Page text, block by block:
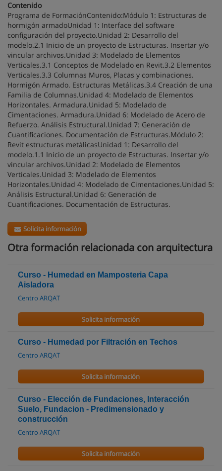
Contenido
Programa de FormaciónContenido:Módulo 1: Estructuras de
hormigón armadoUnidad 1: Interface del software
configuración del proyecto.Unidad 2: Desarrollo del
modelo.2.1 Inicio de un proyecto de Estructuras. Insertar y/o
vincular archivos.Unidad 3: Modelado de Elementos
Verticales.3.1 Conceptos de Modelado en Revit.3.2 Elementos
Verticales.3.3 Columnas Muros, Placas y combinaciones.
Hormigón Armado. Estructuras Metálicas.3.4 Creación de una
Familia de Columnas.Unidad 4: Modelado de Elementos
Horizontales. Armadura.Unidad 5: Modelado de
Cimentaciones. Armadura.Unidad 6: Modelado de Acero de
Refuerzo. Análisis Estructural.Unidad 7: Generación de
Cuantificaciones. Documentación de Estructuras.Módulo 2:
Revit estructuras metálicasUnidad 1: Desarrollo del
modelo.1.1 Inicio de un proyecto de Estructuras. Insertar y/o
vincular archivos.Unidad 2: Modelado de Elementos
Verticales.Unidad 3: Modelado de Elementos
Horizontales.Unidad 4: Modelado de Cimentaciones.Unidad 5:
Análisis Estructural.Unidad 6: Generación de
Cuantificaciones. Documentación de Estructuras.
Solicita información
Otra formación relacionada con arquitectura
Curso - Humedad en Mamposteria Capa
Aisladora
Centro ARQAT
Solicita información
Curso - Humedad por Filtración en Techos
Centro ARQAT
Solicita información
Curso - Elección de Fundaciones, Interacción
Suelo, Fundacion - Predimensionado y
construcción
Centro ARQAT
Solicita información